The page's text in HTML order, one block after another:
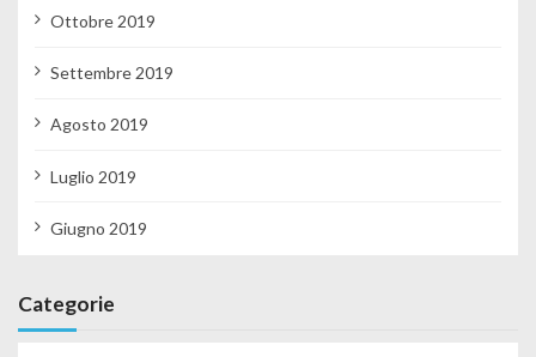
Ottobre 2019
Settembre 2019
Agosto 2019
Luglio 2019
Giugno 2019
Categorie